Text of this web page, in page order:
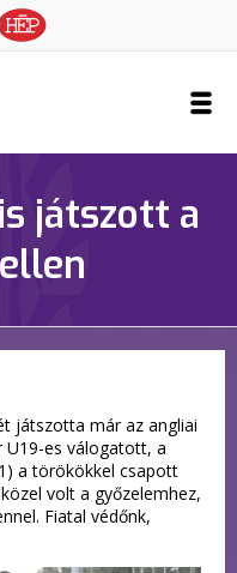
játszott a
játszotta már az angliai
U19-es válogatott, a
a törökökkel csapott
volt a győzelemhez,
Fiatal védőnk,